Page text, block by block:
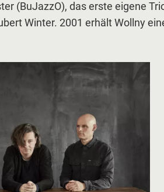
(BuJazzO), das erste eigene
Winter. 2001 erhält Wollny